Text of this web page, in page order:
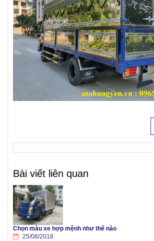
Bài viết liên quan
Chọn màu xe hợp mệnh như thế nào
25/08/2018